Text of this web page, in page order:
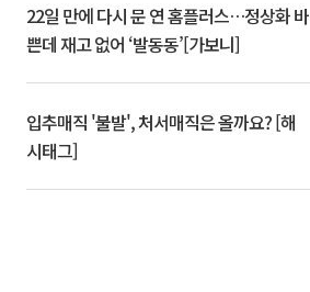
22일 만에 다시 문 연 홈플러스…정상화 바
쁜데 재고 없어 ‘발동동’[가보니]
입추매직 '불발', 처서매직은 올까요? [해
시태그]